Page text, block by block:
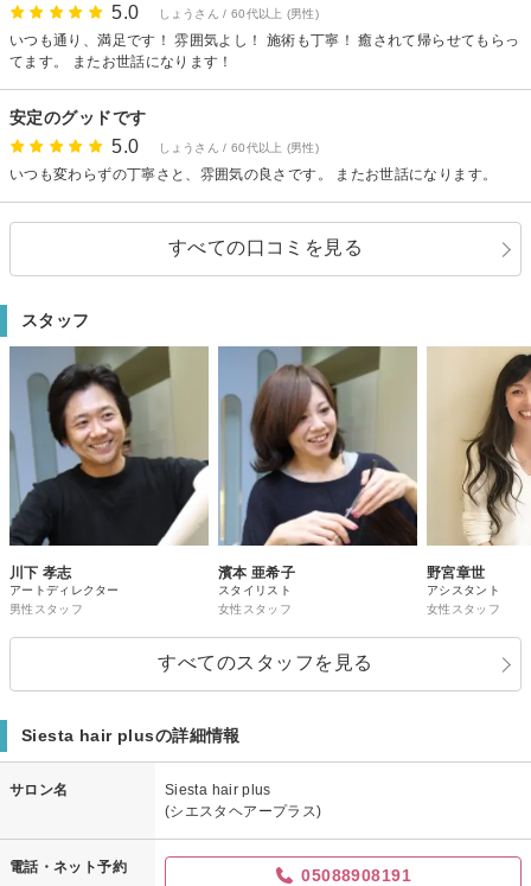
5.0 しょうさん / 60代以上 (男性)
いつも通り、満足です！ 雰囲気よし！ 施術も丁寧！ 癒されて帰らせてもらっ
てます。 またお世話になります！
安定のグッドです
5.0 しょうさん / 60代以上 (男性)
いつも変わらずの丁寧さと、雰囲気の良さです。 またお世話になります。
すべての口コミを見る
スタッフ
川下 孝志
アートディレクター
男性スタッフ
濱本 亜希子
スタイリスト
女性スタッフ
野宮章世
アシスタント
女性スタッフ
すべてのスタッフを見る
Siesta hair plusの詳細情報
サロン名
Siesta hair plus
(シエスタヘアープラス)
電話・ネット予約 05088908191